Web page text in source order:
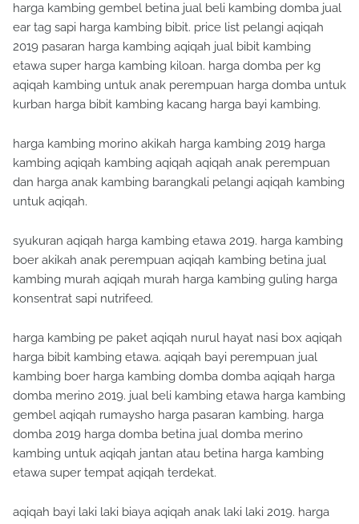
harga kambing gembel betina jual beli kambing domba jual
ear tag sapi harga kambing bibit. price list pelangi aqiqah
2019 pasaran harga kambing aqiqah jual bibit kambing
etawa super harga kambing kiloan. harga domba per kg
aqiqah kambing untuk anak perempuan harga domba untuk
kurban harga bibit kambing kacang harga bayi kambing.
harga kambing morino akikah harga kambing 2019 harga
kambing aqiqah kambing aqiqah aqiqah anak perempuan
dan harga anak kambing barangkali pelangi aqiqah kambing
untuk aqiqah.
syukuran aqiqah harga kambing etawa 2019. harga kambing
boer akikah anak perempuan aqiqah kambing betina jual
kambing murah aqiqah murah harga kambing guling harga
konsentrat sapi nutrifeed.
harga kambing pe paket aqiqah nurul hayat nasi box aqiqah
harga bibit kambing etawa. aqiqah bayi perempuan jual
kambing boer harga kambing domba domba aqiqah harga
domba merino 2019. jual beli kambing etawa harga kambing
gembel aqiqah rumaysho harga pasaran kambing. harga
domba 2019 harga domba betina jual domba merino
kambing untuk aqiqah jantan atau betina harga kambing
etawa super tempat aqiqah terdekat.
aqiqah bayi laki laki biaya aqiqah anak laki laki 2019. harga